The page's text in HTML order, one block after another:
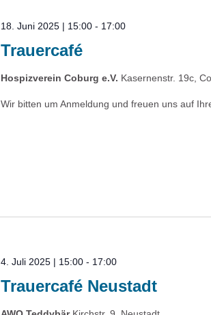
Trauercafé
18. Juni 2025 | 15:00- 17:00
Hospizverein Coburg e.V. Kasernenstr. 19c,
Wir bitten um Anmeldung und freuen uns auf
Trauercafé Neustadt
4. Juli 2025 | 15:00- 17:00